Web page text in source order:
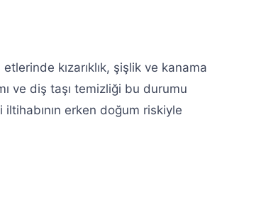
kızarıklık, şişlik ve kanama
ve diş taşı temizliği bu durumu
erken doğum riskiyle